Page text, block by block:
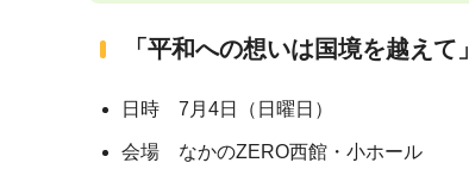
「平和への想いは国境を越えて」
日時 7月4日（日曜日）
会場 なかのZERO西館・小ホール